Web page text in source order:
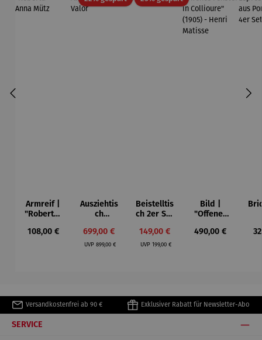
Armreif |
"Roberta"
Mütz
Regulärer Preis:
108,00 €
Ausziehtis
ch
– Valor
Verkaufspreis:
699,00 €
UVPRegulärer Preis:
899,00 €
Beistelltis
ch 2er Set
Verkaufspreis:
149,00 €
UVP Regulärer Preis:
199,00 €
Bild |
"Offenes
Collioure"
Regulärer Preis:
490,00 €
Versandkostenfrei ab 90 € Exklusiver Rabatt für Newsletter-Abo
SERVICE